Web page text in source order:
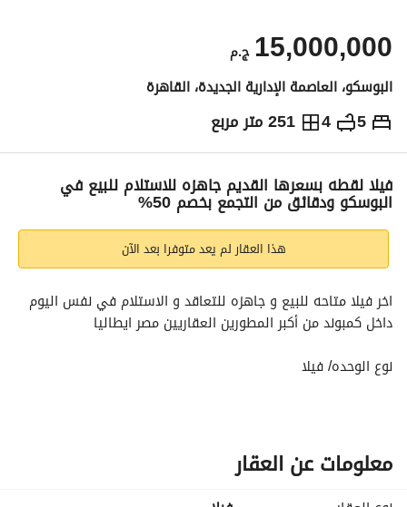
ج.م 15,000,000
البوسكو، العاصمة الإدارية الجديدة، القاهرة
5
4 251 متر مربع ج.م15,000,000
التفاصيل الاتجاهات والمؤشرات رهن عقاري
فيلا لقطه بسعرها القديم جاهزه للاستلام للبيع في
البوسكو ودقائق من التجمع بخصم 50%
هذا العقار لم يعد متوفرا بعد الآن
داخل كمبوند من أكبر المطورين العقاريين مصر ايطاليا
نوع الوحده/ فيلا
تسهيلات في السداد بدون فوائد
سعرها الاجمالي كاش/ 15,000,000
معلومات عن العقار